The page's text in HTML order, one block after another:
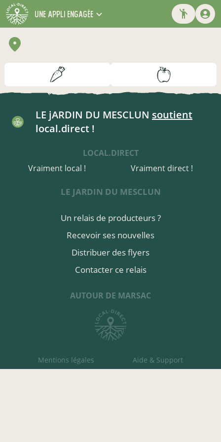
une appli engagée
LE jARDIN DU MESCLUN soutient
local.direct !
LOCAL.DIRECT
Vraiment local !
Vraiment direct !
LE JARDIN DU MESCLUN
Un relais de producteurs ?
Recevoir ses nouvelles
Distribuer des flyers
Contacter ce relais
AUTOUR DE MARSAC
Mentions légales Aide & Support